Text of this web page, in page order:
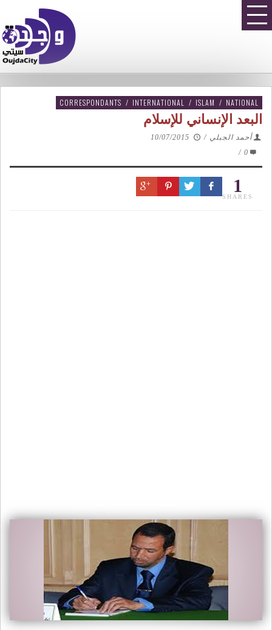
CORRESPONDANTS / INTERNATIONAL / ISLAM / NATIONAL
البعد الإنساني للإسلام
أحمد الجبلي /
10/07/2015
0
/
1
SHARES